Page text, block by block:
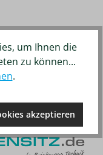
um Ihnen die
zu können...
.
akzeptieren